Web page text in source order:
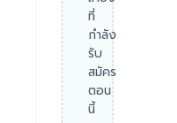
ที่
กำลัง
รับ
สมัคร
ตอน
นี้